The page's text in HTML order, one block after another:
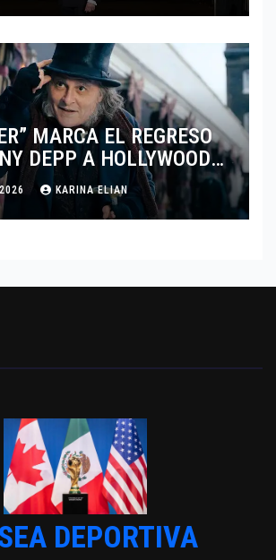
MARCA EL REGRESO
DEPP A HOLLYWOOD
POR EL CINE
EUROPEO
KARINA ELIAN
DEPORTIVA